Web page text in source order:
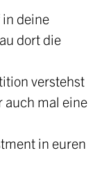
deine
dort die
verstehst
auch mal eine
in euren